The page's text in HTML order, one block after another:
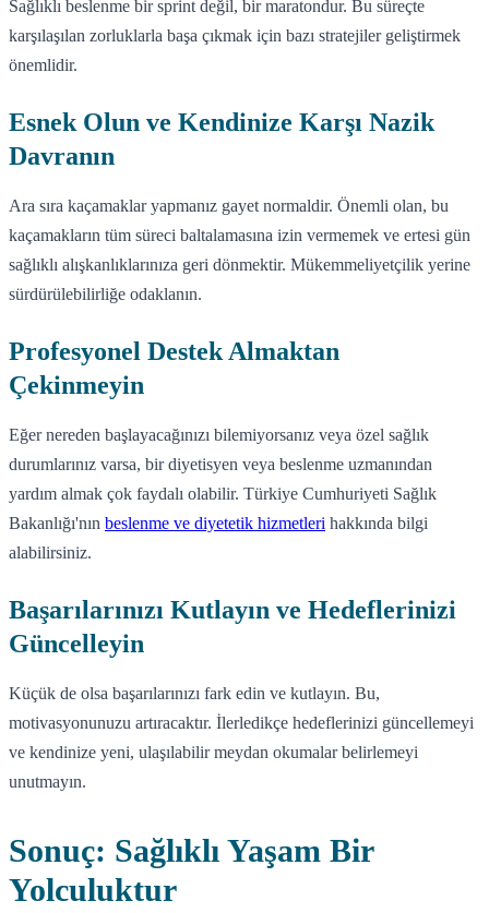
Sağlıklı beslenme bir sprint değil, bir maratondur. Bu süreçte
karşılaşılan zorluklarla başa çıkmak için bazı stratejiler geliştirmek
önemlidir.
Esnek Olun ve Kendinize Karşı Nazik
Davranın
Ara sıra kaçamaklar yapmanız gayet normaldir. Önemli olan, bu
kaçamakların tüm süreci baltalamasına izin vermemek ve ertesi gün
sağlıklı alışkanlıklarınıza geri dönmektir. Mükemmeliyetçilik yerine
sürdürülebilirliğe odaklanın.
Profesyonel Destek Almaktan
Çekinmeyin
Eğer nereden başlayacağınızı bilemiyorsanız veya özel sağlık
durumlarınız varsa, bir diyetisyen veya beslenme uzmanından
yardım almak çok faydalı olabilir. Türkiye Cumhuriyeti Sağlık
Bakanlığı'nın beslenme ve diyetetik hizmetleri hakkında bilgi
alabilirsiniz.
Başarılarınızı Kutlayın ve Hedeflerinizi
Güncelleyin
Küçük de olsa başarılarınızı fark edin ve kutlayın. Bu,
motivasyonunuzu artıracaktır. İlerledikçe hedeflerinizi güncellemeyi
ve kendinize yeni, ulaşılabilir meydan okumalar belirlemeyi
unutmayın.
Sonuç: Sağlıklı Yaşam Bir
Yolculuktur